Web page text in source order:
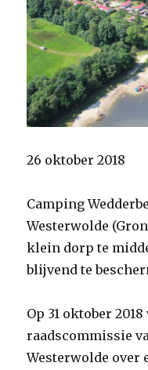
26 oktober 2018
Camping
Westerwolde
klein dorp te
blijvend te
Op 31 oktober
raadscommissie
Westerwolde over